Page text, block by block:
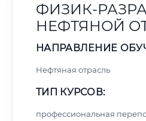
ФИЗИК-
НЕФТЯНОЙ
НАПРАВЛЕНИЕ
Нефтяная отрасль
ТИП КУРСОВ:
профессиональная